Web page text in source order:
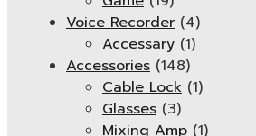
Voice Recorder (4)
Accessary (1)
Accessories (148)
Cable Lock (1)
Glasses (3)
Mixing Amp (1)